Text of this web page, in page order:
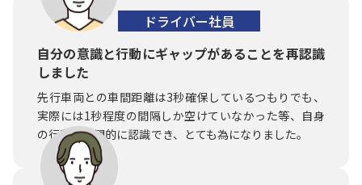
ドライバー社員
自分の意識と行動にギャップがあることを再認識
しました
先行車両との車間距離は3秒確保しているつもりでも、
実際には1秒程度の間隔しか空けていなかった等、自身
の行動を客観的に認識でき、とても為になりました。